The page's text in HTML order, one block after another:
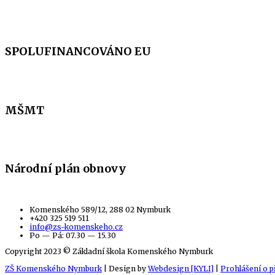
SPOLUFINANCOVÁNO EU
MŠMT
Národní plán obnovy
Komenského 589/12, 288 02 Nymburk
+420 325 519 511
info@zs-komenskeho.cz
Po — Pá: 07.30 — 15.30
Copyright 2023 © Základní škola Komenského Nymburk
ZŠ Komenského Nymburk| Design byWebdesign [KYLI] Prohlášení o